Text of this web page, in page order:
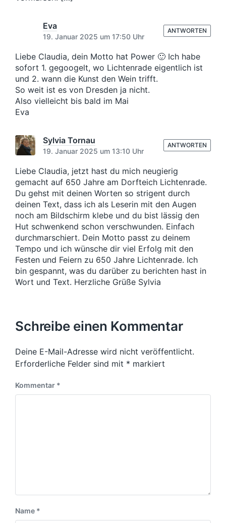
Eva
19. Januar 2025 um 17:50 Uhr
Liebe Claudia, dein Motto hat Power 🙂 Ich habe
sofort 1. gegoogelt, wo Lichtenrade eigentlich ist
und 2. wann die Kunst den Wein trifft.
So weit ist es von Dresden ja nicht.
Also vielleicht bis bald im Mai
Eva
ANTWORTEN
Sylvia Tornau
19. Januar 2025 um 13:10 Uhr
Liebe Claudia, jetzt hast du mich neugierig
gemacht auf 650 Jahre am Dorfteich Lichtenrade.
Du gehst mit deinen Worten so strigent durch
deinen Text, dass ich als Leserin mit den Augen
noch am Bildschirm klebe und du bist lässig den
Hut schwenkend schon verschwunden. Einfach
durchmarschiert. Dein Motto passt zu deinem
Tempo und ich wünsche dir viel Erfolg mit den
Festen und Feiern zu 650 Jahre Lichtenrade. Ich
bin gespannt, was du darüber zu berichten hast in
Wort und Text. Herzliche Grüße Sylvia
ANTWORTEN
Schreibe einen Kommentar
Deine E-Mail-Adresse wird nicht veröffentlicht.
Erforderliche Felder sind mit * markiert
Kommentar *
Name *